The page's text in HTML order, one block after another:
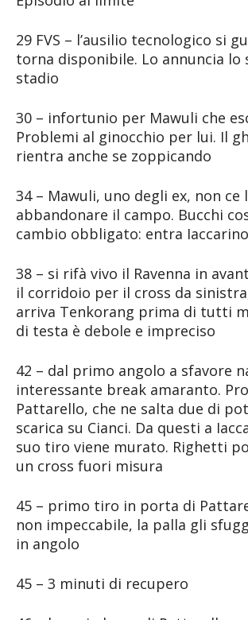
29 FVS – l’ausilio tecnologico si
torna disponibile. Lo annuncia lo
stadio
30 – infortunio per Mawuli che
Problemi al ginocchio per lui. Il
rientra anche se zoppicando
34 – Mawuli, uno degli ex, non ce
abbandonare il campo. Bucchi
cambio obbligato: entra Iaccarino
38 – si rifà vivo il Ravenna in
il corridoio per il cross da
arriva Tenkorang prima di tutti
di testa è debole e impreciso
42 – dal primo angolo a sfavore
interessante break amaranto.
Pattarello, che ne salta due di
scarica su Cianci. Da questi a
suo tiro viene murato. Righetti
un cross fuori misura
45 – primo tiro in porta di
non impeccabile, la palla gli
in angolo
45 – 3 minuti di recupero